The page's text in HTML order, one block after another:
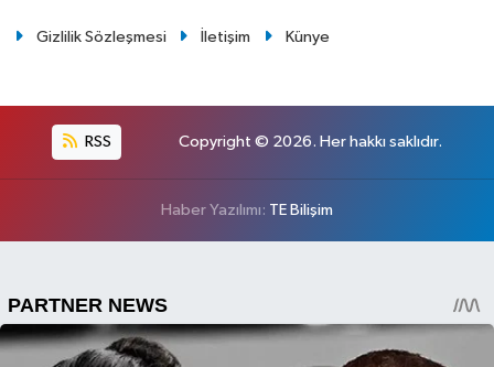
Gizlilik Sözleşmesi İletişim Künye
RSS Copyright © 2026. Her hakkı saklıdır.
Haber Yazılımı: TE Bilişim